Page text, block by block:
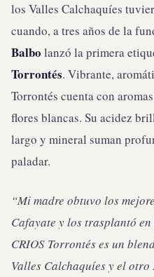
los Valles Calchaquíes
cuando, a tres años de la
Balbo lanzó la primera
Torrontés. Vibrante,
Torrontés cuenta con
flores blancas. Su acidez
largo y mineral suman
paladar.
“Mi madre obtuvo los
Cafayate y los trasplantó
CRIOS Torrontés es un
Valles Calchaquíes y el